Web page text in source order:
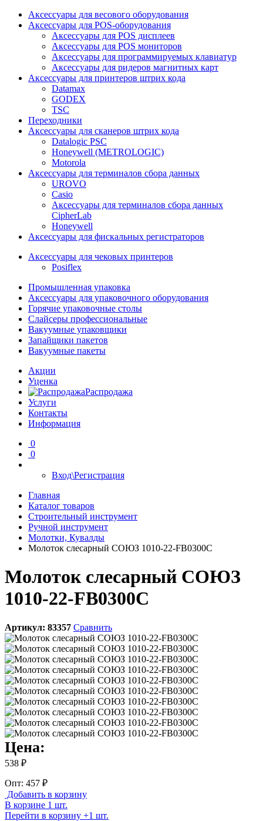
Аксессуары для весового оборудования
Аксессуары для POS-оборудования
Аксессуары для POS дисплеев
Аксессуары для POS мониторов
Аксессуары для программируемых клавиатур
Аксессуары для ридеров магнитных карт
Аксессуары для принтеров штрих кода
Datamax
GODEX
TSC
Переходники
Аксессуары для сканеров штрих кода
Datalogic PSC
Honeywell (METROLOGIC)
Motorola
Аксессуары для терминалов сбора данных
UROVO
Casio
Аксессуары для терминалов сбора данных
CipherLab
Honeywell
Аксессуары для фискальных регистраторов
Аксессуары для чековых принтеров
Posiflex
Промышленная упаковка
Аксессуары для упаковочного оборудования
Горячие упаковочные столы
Слайсеры профессиональные
Вакуумные упаковщики
Запайщики пакетов
Вакуумные пакеты
Акции
Уценка
Распродажа
Услуги
Контакты
Информация
0
0
Вход\Регистрация
Главная
Каталог товаров
Строительный инструмент
Ручной инструмент
Молотки, Кувалды
Молоток слесарный СОЮЗ 1010-22-FB0300C
Молоток слесарный СОЮЗ
1010-22-FB0300C
Артикул: 83357 Сравнить
Цена:
538 ₽
Опт: 457 ₽
Добавить в корзину
В корзине 1 шт.
Перейти в корзину +1 шт.